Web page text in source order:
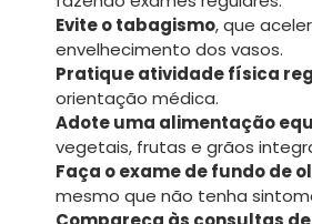
Evite o tabagismo, que
envelhecimento dos vasos.
Pratique atividade física
orientação médica.
Adote uma alimentação
vegetais, frutas e grãos
Faça o exame de fundo de
mesmo que não tenha